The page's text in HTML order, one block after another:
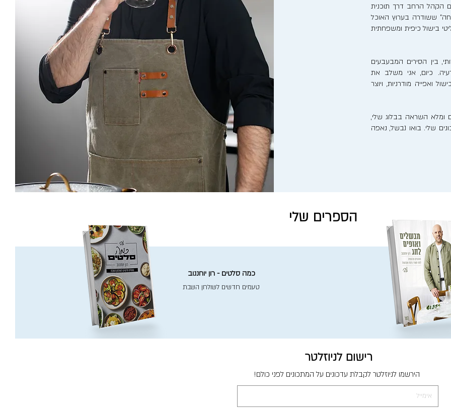
הקהל הרחב דרך תוכנית
ששודרה בערוץ האוכל
בישול כיפית ומשפחתית
בין הסירים המבעבעים
כיום, אני משלב את
ואפייה מודרניות, ויוצר
ומלא השראה בבלוג שלי,
שלי. בואו נבשל, נאפה
הספרים שלי
כמה סלטים - רון יוחננוב
טעמים חדשים לשולחן השבת
רישום לניוזלטר
הירשמו לניוזלטר לקבלת עדכונים על המתכונים לפני כולם!